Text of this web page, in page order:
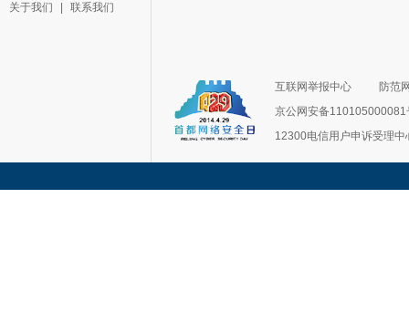
关于我们 联系我们
互联网举报中心
防范
京公网安备110105000081
12300电信用户申诉受理中